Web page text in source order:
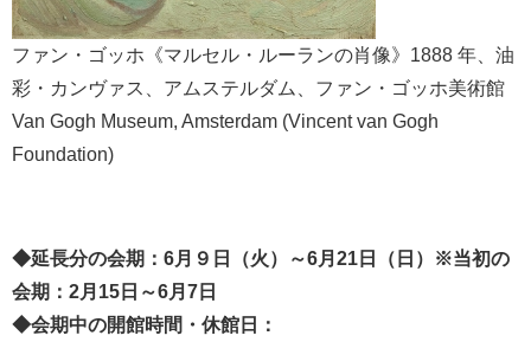
ファン・ゴッホ《マルセル・ルーランの肖像》1888 年、油
彩・カンヴァス、アムステルダム、ファン・ゴッホ美術館
Van Gogh Museum, Amsterdam (Vincent van Gogh
Foundation)
◆延長分の会期：6月９日（火）～6月21日（日）※当初の
会期：2月15日～6月7日
◆会期中の開館時間・休館日：